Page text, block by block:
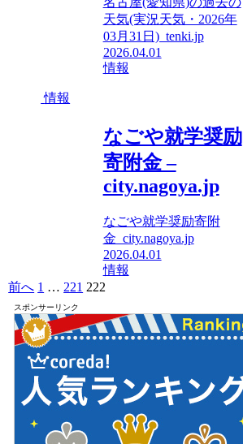
天気(実況天気・2026年
03月31日) tenki.jp
2026.04.01
情報
情報
なごや就学奨励
寄附金 –
city.nagoya.jp
なごや就学奨励寄附
金 city.nagoya.jp
2026.04.01
情報
前へ 1 … 221 222
スポンサーリンク